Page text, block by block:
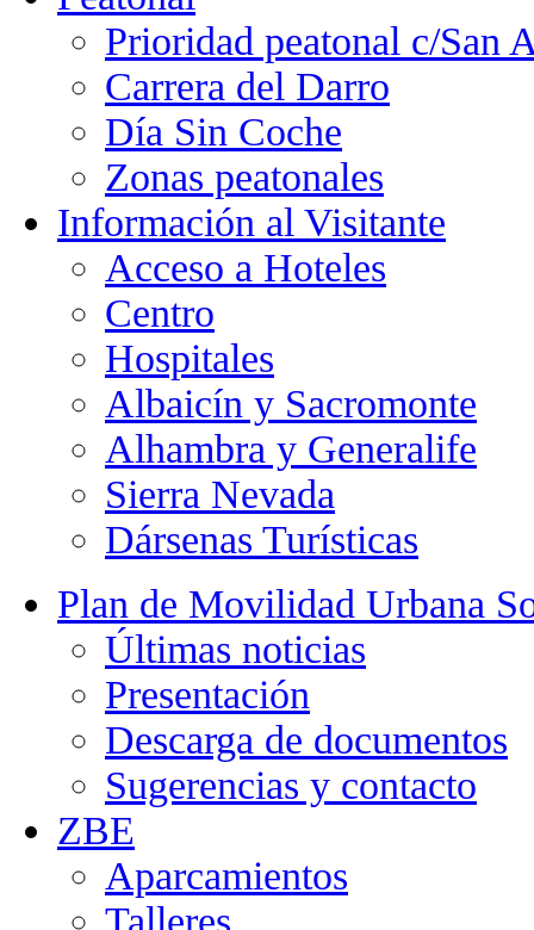
Prioridad peatonal c/San
Carrera del Darro
Día Sin Coche
Zonas peatonales
Información al Visitante
Acceso a Hoteles
Centro
Hospitales
Albaicín y Sacromonte
Alhambra y Generalife
Sierra Nevada
Dársenas Turísticas
Plan de Movilidad Urbana
Últimas noticias
Presentación
Descarga de documentos
Sugerencias y contacto
ZBE
Aparcamientos
Talleres